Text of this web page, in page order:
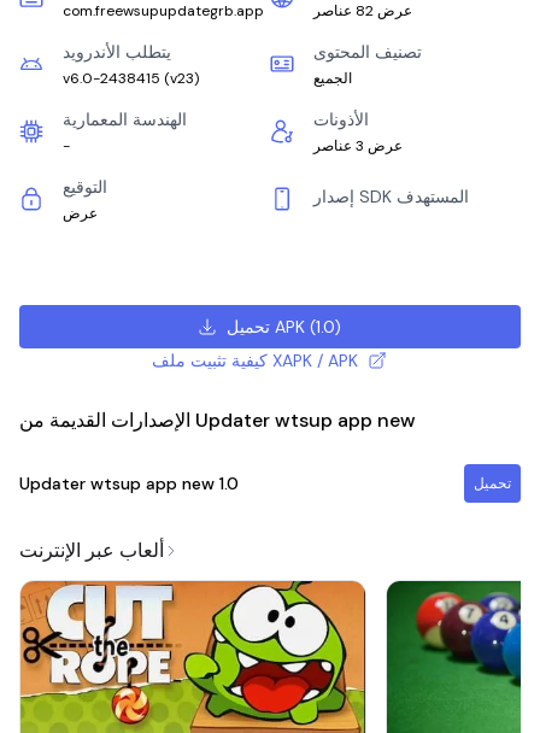
com.freewsupupdategrb.app عرض 82 عناصر
يتطلب الأندرويد
v6.0-2438415 (v23)
تصنيف المحتوى
الجميع
الهندسة المعمارية
-
الأذونات
عرض 3 عناصر
التوقيع
عرض
إصدار SDK المستهدف
تحميل APK (1.0)
كيفية تثبيت ملف XAPK / APK
الإصدارات القديمة من Updater wtsup app new
Updater wtsup app new 1.0 تحميل
ألعاب عبر الإنترنت